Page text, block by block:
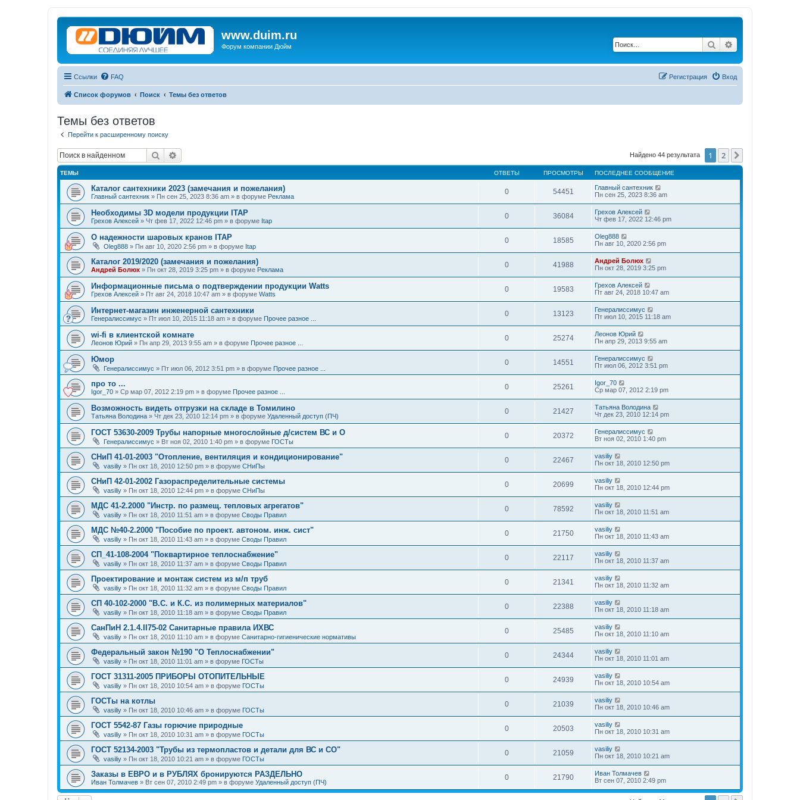
www.duim.ru
Форум компании Дюйм Поиск
Ссылки FAQ Вход
Регистрация
Список форумов Поиск Темы без ответов
Темы без ответов
Перейти к расширенному поиску
Поиск Найдено 44 результата 1 2
ТЕМЫ ОТВЕТЫ ПРОСМОТРЫ ПОСЛЕДНЕЕ СООБЩЕНИЕ
Каталог сантехники 2023 (замечания и пожелания)
Главный сантехник » Пн сен 25, 2023 8:36 am » в форуме Реклама
0 54451
Главный сантехник
Пн сен 25, 2023 8:36 am
Необходимы 3D модели продукции ITAP
Грехов Алексей » Чт фев 17, 2022 12:46 pm » в форуме Itap
0 36084
Грехов Алексей
Чт фев 17, 2022 12:46 pm
О надежности шаровых кранов ITAP
Oleg888 » Пн авг 10, 2020 2:56 pm » в форуме Itap
0 18585
Oleg888
Пн авг 10, 2020 2:56 pm
Каталог 2019/2020 (замечания и пожелания)
Андрей Болюх » Пн окт 28, 2019 3:25 pm » в форуме Реклама
0 41988
Андрей Болюх
Пн окт 28, 2019 3:25 pm
Информационные письма о подтверждении продукции Watts
Грехов Алексей » Пт авг 24, 2018 10:47 am » в форуме Watts
0 19583
Грехов Алексей
Пт авг 24, 2018 10:47 am
Интернет-магазин инженерной сантехники
Генералиссимус » Пт июл 10, 2015 11:18 am » в форуме Прочее разное ...
0 13123
Генералиссимус
Пт июл 10, 2015 11:18 am
wi-fi в клиентской комнате
Леонов Юрий » Пн апр 29, 2013 9:55 am » в форуме Прочее разное ...
0 25274
Леонов Юрий
Пн апр 29, 2013 9:55 am
Юмор
Генералиссимус » Пт июл 06, 2012 3:51 pm » в форуме Прочее разное ...
0 14551
Генералиссимус
Пт июл 06, 2012 3:51 pm
про то ...
Igor_70 » Ср мар 07, 2012 2:19 pm » в форуме Прочее разное ...
0 25261
Igor_70
Ср мар 07, 2012 2:19 pm
Возможность видеть отгрузки на складе в Томилино
Татьяна Володина » Чт дек 23, 2010 12:14 pm » в форуме Удаленный доступ (ПЧ)
0 21427
Татьяна Володина
Чт дек 23, 2010 12:14 pm
ГОСТ 53630-2009 Трубы напорные многослойные д/систем ВС и О
Генералиссимус » Вт ноя 02, 2010 1:40 pm » в форуме ГОСТы
0 20372
Генералиссимус
Вт ноя 02, 2010 1:40 pm
СНиП 41-01-2003 "Отопление, вентиляция и кондиционирование"
vasiliy » Пн окт 18, 2010 12:50 pm » в форуме СНиПы
0 22467
vasiliy
Пн окт 18, 2010 12:50 pm
СНиП 42-01-2002 Газораспределительные системы
vasiliy » Пн окт 18, 2010 12:44 pm » в форуме СНиПы
0 20699
vasiliy
Пн окт 18, 2010 12:44 pm
МДС 41-2.2000 "Инстр. по размещ. тепловых агрегатов"
vasiliy » Пн окт 18, 2010 11:51 am » в форуме Своды Правил
0 78592
vasiliy
Пн окт 18, 2010 11:51 am
МДС №40-2.2000 "Пособие по проект. автоном. инж. сист"
vasiliy » Пн окт 18, 2010 11:43 am » в форуме Своды Правил
0 21750
vasiliy
Пн окт 18, 2010 11:43 am
СП_41-108-2004 "Поквартирное теплоснабжение"
vasiliy » Пн окт 18, 2010 11:37 am » в форуме Своды Правил
0 22117
vasiliy
Пн окт 18, 2010 11:37 am
Проектирование и монтаж систем из м/п труб
vasiliy » Пн окт 18, 2010 11:32 am » в форуме Своды Правил
0 21341
vasiliy
Пн окт 18, 2010 11:32 am
СП 40-102-2000 "В.С. и К.С. из полимерных материалов"
vasiliy » Пн окт 18, 2010 11:18 am » в форуме Своды Правил
0 22388
vasiliy
Пн окт 18, 2010 11:18 am
СанПиН 2.1.4.II75-02 Санитарные правила ИХВС
vasiliy » Пн окт 18, 2010 11:10 am » в форуме Санитарно-гигиенические нормативы
0 25485
vasiliy
Пн окт 18, 2010 11:10 am
Федеральный закон №190 "О Теплоснабжении"
vasiliy » Пн окт 18, 2010 11:01 am » в форуме ГОСТы
0 24344
vasiliy
Пн окт 18, 2010 11:01 am
ГОСТ 31311-2005 ПРИБОРЫ ОТОПИТЕЛЬНЫЕ
vasiliy » Пн окт 18, 2010 10:54 am » в форуме ГОСТы
0 24939
vasiliy
Пн окт 18, 2010 10:54 am
ГОСТы на котлы
vasiliy » Пн окт 18, 2010 10:46 am » в форуме ГОСТы
0 21039
vasiliy
Пн окт 18, 2010 10:46 am
ГОСТ 5542-87 Газы горючие природные
vasiliy » Пн окт 18, 2010 10:31 am » в форуме ГОСТы
0 20503
vasiliy
Пн окт 18, 2010 10:31 am
ГОСТ 52134-2003 "Трубы из термопластов и детали для ВС и СО"
vasiliy » Пн окт 18, 2010 10:21 am » в форуме ГОСТы
0 21059
vasiliy
Пн окт 18, 2010 10:21 am
Заказы в ЕВРО и в РУБЛЯХ бронируются РАЗДЕЛЬНО
Иван Толмачев » Вт сен 07, 2010 2:49 pm » в форуме Удаленный доступ (ПЧ)
0 21790
Иван Толмачев
Вт сен 07, 2010 2:49 pm